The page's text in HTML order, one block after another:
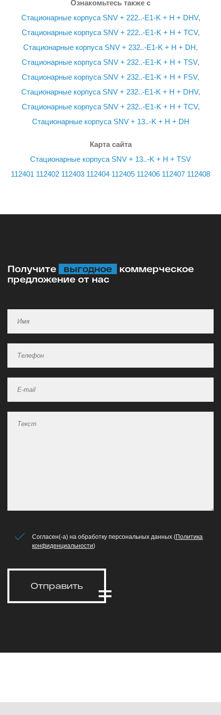
Ознакомьтесь также с
Стационарные корпуса SNV + 222..-E1-K + H + DHV,
Стационарные корпуса SNV + 222..-E1-K + H + TCV,
Стационарные корпуса SNV + 232..-E1-K + H + DH,
Стационарные корпуса SNV + 232..-E1-K + H + TSV,
Стационарные корпуса SNV + 232..-E1-K + H + FSV,
Стационарные корпуса SNV + 232..-E1-K + H + DHV,
Стационарные корпуса SNV + 232..-E1-K + H + TCV,
Стационарные корпуса SNV + 13..-K + H + DH
Карта сайта
Стационарные корпуса SNV + 13..-K + H + TSV
112401 112402 112403 112404 112405 112406 112407 112408
Получите выгодное
коммерческое
предложение от нас
Согласен(-а) на обработку персональных данных (Политика
конфиденциальности)
Отправить